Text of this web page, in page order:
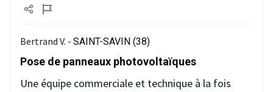
Bertrand V. - SAINT-SAVIN (38)
Pose de panneaux photovoltaïques
Une équipe commerciale et technique à la fois